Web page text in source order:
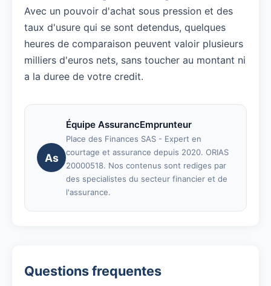
Avec un pouvoir d'achat sous pression et des
taux d'usure qui se sont detendus, quelques
heures de comparaison peuvent valoir plusieurs
milliers d'euros nets, sans toucher au montant ni
a la duree de votre credit.
As
Équipe AssurancEmprunteur
Place des Finances SAS - Expert en
courtage et assurance depuis 2020. ORIAS
20000518. Nos contenus sont rediges par
des specialistes du secteur financier et de
l'assurance.
Questions frequentes